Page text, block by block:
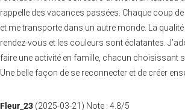
rappelle des vacances passées. Chaque coup
et me transporte dans un autre monde. La
rendez-vous et les couleurs sont éclatantes.
faire une activité en famille, chacun choisissant
Une belle façon de se reconnecter et de créer
Fleur_23 (2025-03-21 ) Note : 4.8/5